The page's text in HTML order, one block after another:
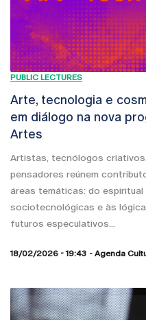
PUBLIC LECTURES
Arte, tecnologia e
em diálogo na nova
Artes
Artistas, tecnólogos
pensadores reúnem
áreas temáticas: do
sociotecnológicas e às
futuros especulativos...
18/02/2026 - 19:43 Agenda